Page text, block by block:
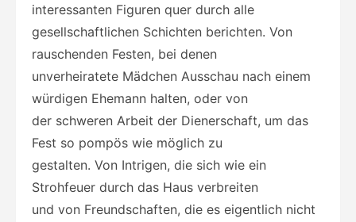
interessanten Figuren quer durch alle
gesellschaftlichen Schichten berichten. Von
rauschenden Festen, bei denen
unverheiratete Mädchen Ausschau nach einem
würdigen Ehemann halten, oder von
der schweren Arbeit der Dienerschaft, um das
Fest so pompös wie möglich zu
gestalten. Von Intrigen, die sich wie ein
Strohfeuer durch das Haus verbreiten
und von Freundschaften, die es eigentlich nicht